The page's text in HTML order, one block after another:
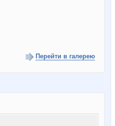
Перейти в галерею